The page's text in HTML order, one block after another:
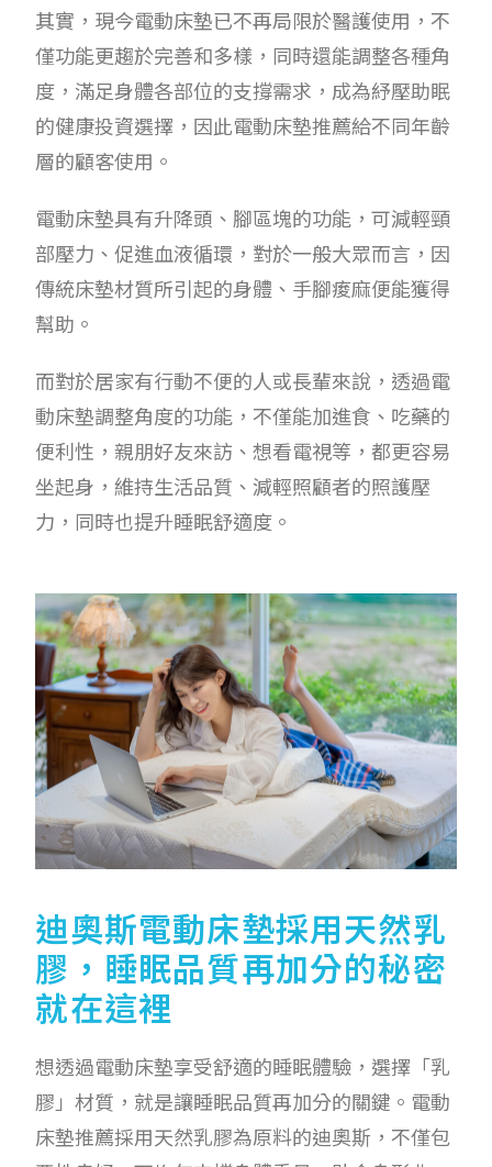
其實，現今電動床墊已不再局限於醫護使用，不
僅功能更趨於完善和多樣，同時還能調整各種角
度，滿足身體各部位的支撐需求，成為紓壓助眠
的健康投資選擇，因此電動床墊推薦給不同年齡
層的顧客使用。
電動床墊具有升降頭、腳區塊的功能，可減輕頸
部壓力、促進血液循環，對於一般大眾而言，因
傳統床墊材質所引起的身體、手腳痠麻便能獲得
幫助。
而對於居家有行動不便的人或長輩來說，透過電
動床墊調整角度的功能，不僅能加進食、吃藥的
便利性，親朋好友來訪、想看電視等，都更容易
坐起身，維持生活品質、減輕照顧者的照護壓
力，同時也提升睡眠舒適度。
迪奧斯電動床墊採用天然乳
膠，睡眠品質再加分的秘密
就在這裡
想透過電動床墊享受舒適的睡眠體驗，選擇「乳
膠」材質，就是讓睡眠品質再加分的關鍵。電動
床墊推薦採用天然乳膠為原料的迪奧斯，不僅包